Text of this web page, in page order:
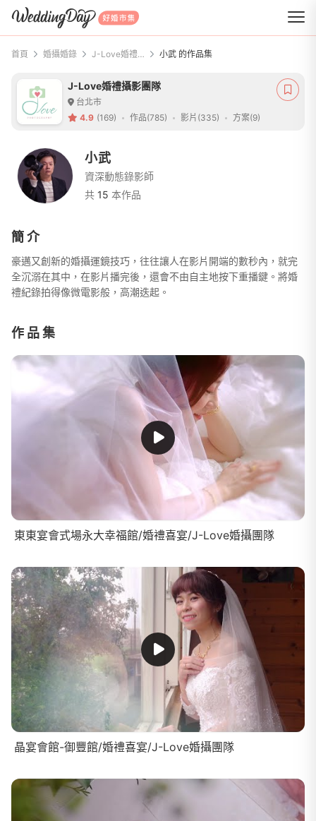
WeddingDay 好婚市集
首頁 婚攝婚錄 J-Love婚禮攝影團隊 小武 的作品集
J-Love婚禮攝影團隊
台北市
4.9 (169) 作品(785) 影片(335) 方案(9)
小武
資深動態錄影師
共 15 本作品
簡介
豪邁又創新的婚攝運鏡技巧，往往讓人在影片開端的數秒內，就完
全沉溺在其中，在影片播完後，還會不由自主地按下重播鍵。將婚
禮紀錄拍得像微電影般，高潮迭起。
作品集
東東宴會式場永大幸福館/婚禮喜宴/J-Love婚攝團隊
晶宴會館-御豐館/婚禮喜宴/J-Love婚攝團隊